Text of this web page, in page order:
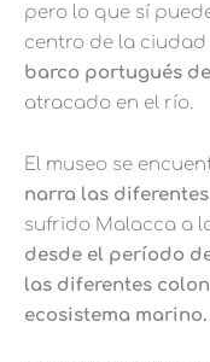
pero lo que sí
centro de la ciudad
barco portugués
atracado en el río.
El museo se
narra las
sufrido Malacca a
desde el período
las diferentes
ecosistema marino.